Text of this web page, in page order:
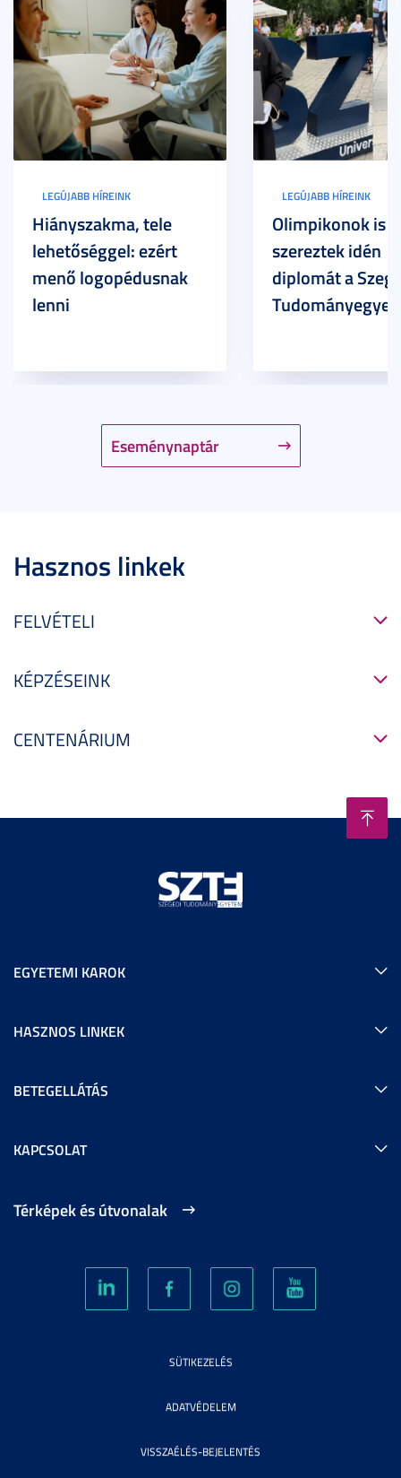
Eseménynaptár
LEGÚJABB HÍREINK
Hiányszakma, tele
lehetőséggel: ezért
menő logopédusnak
lenni
LEGÚJABB HÍREINK
Olimpikonok is
szereztek idén
diplomát a
Hasznos linkek
FELVÉTELI
KÉPZÉSEINK
CENTENÁRIUM
EGYETEMI KAROK
HASZNOS LINKEK
BETEGELLÁTÁS
KAPCSOLAT
Térképek és útvonalak
SÜTIKEZELÉS
ADATVÉDELEM
VISSZAÉLÉS-BEJELENTÉS